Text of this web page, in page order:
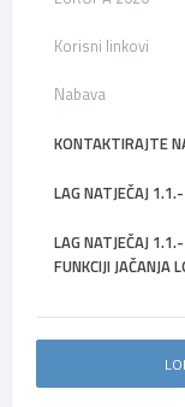
Korisni linkovi
Nabava
KONTAKTIRAJTE
LAG NATJEČAJ
LAG NATJEČAJ
FUNKCIJI JAČANJA